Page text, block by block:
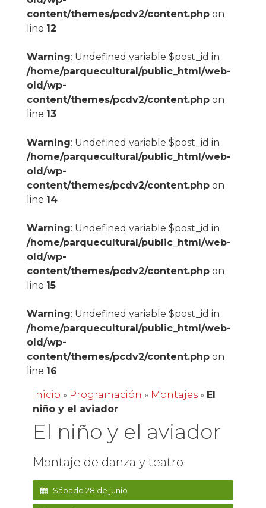
content/themes/pcdv2/content.phpon
line 12
Warning: Undefined variable $post_id in
/home/parquecultural/public_html/web-
old/wp-
content/themes/pcdv2/content.phpon
line 13
Warning: Undefined variable $post_id in
/home/parquecultural/public_html/web-
old/wp-
content/themes/pcdv2/content.phpon
line 14
Warning: Undefined variable $post_id in
/home/parquecultural/public_html/web-
old/wp-
content/themes/pcdv2/content.phpon
line 15
Warning: Undefined variable $post_id in
/home/parquecultural/public_html/web-
old/wp-
content/themes/pcdv2/content.phpon
line 16
Inicio » Programación » Montajes» El
niño y el aviador
El niño y el aviador
Montaje de danza y teatro
Sábado 28 de junio